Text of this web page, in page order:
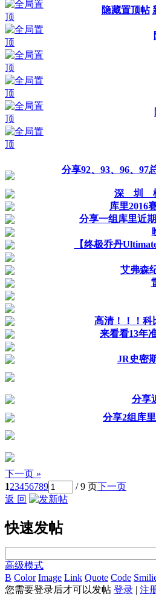
隐藏置顶帖
分享92、93、96、97
深 圳
库里2016
分享一组库里近
【终极乔丹
艾弗森
高清！！！科
来看看13年
JR史密
分享
分享2组库
下一页 »
123456789 / 9 页下一页
返 回
快速发帖
高级模式
B Color Image Link Quote Code
您需要登录后才可以发帖 登录 | 注